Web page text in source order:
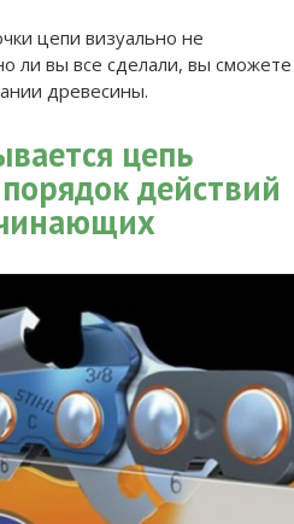
цепи визуально не
ли вы все сделали, вы сможете
древесины.
цепь
действий